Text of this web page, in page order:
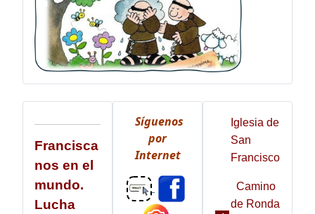
Francisca
nos en el
mundo.
Lucha
Síguenos
por
Internet
Iglesia de
San
Francisco
Camino
de Ronda